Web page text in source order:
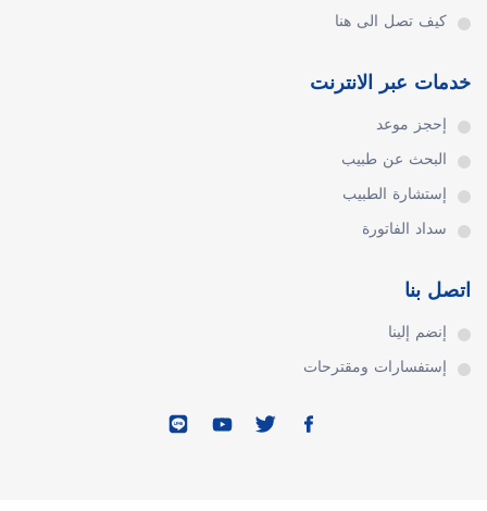
كيف تصل الى هنا
خدمات عبر الانترنت
إحجز موعد
البحث عن طبيب
إستشارة الطبيب
سداد الفاتورة
اتصل بنا
إنضم إلينا
إستفسارات ومقترحات